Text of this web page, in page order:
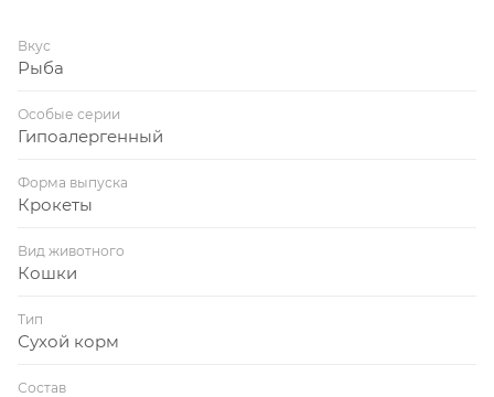
Вкус
Рыба
Особые серии
Гипоалергенный
Форма выпуска
Крокеты
Вид животного
Кошки
Тип
Сухой корм
Состав